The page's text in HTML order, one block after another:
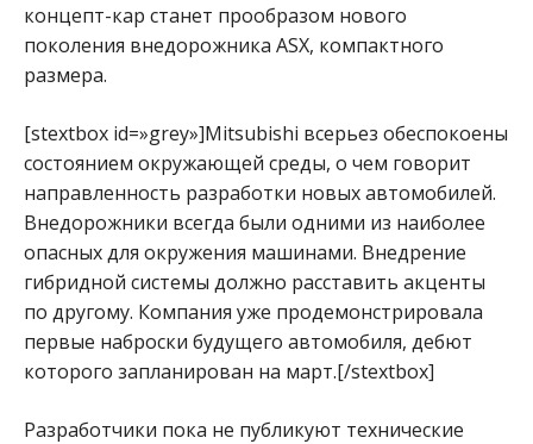
концепт-кар станет прообразом нового
поколения внедорожника ASX, компактного
размера.
[stextbox id=»grey»]Mitsubishi всерьез обеспокоены
состоянием окружающей среды, о чем говорит
направленность разработки новых автомобилей.
Внедорожники всегда были одними из наиболее
опасных для окружения машинами. Внедрение
гибридной системы должно расставить акценты
по другому. Компания уже продемонстрировала
первые наброски будущего автомобиля, дебют
которого запланирован на март.[/stextbox]
Разработчики пока не публикуют технические